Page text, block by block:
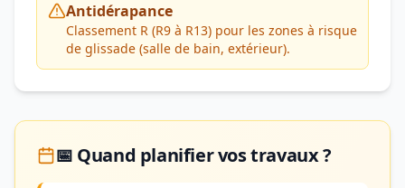
Antidérapance
Classement R (R9 à R13) pour les zones à risque
de glissade (salle de bain, extérieur).
📅 Quand planifier vos travaux ?